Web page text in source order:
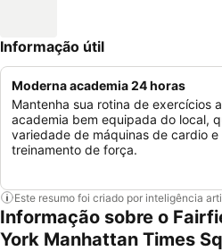
Informação útil
Moderna academia 24 horas
Mantenha sua rotina de exercícios
academia bem equipada do local,
variedade de máquinas de cardio
treinamento de força.
Este resumo foi criado por inteligência
Informação sobre o
York Manhattan Times